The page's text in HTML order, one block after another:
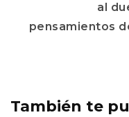
al
pensamientos
También te